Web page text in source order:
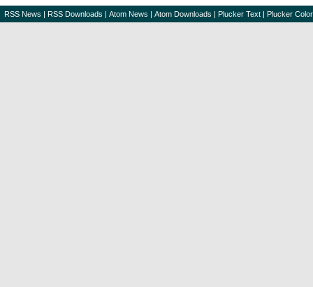
RSS News | RSS Downloads | Atom News | Atom Downloads | Plucker Text | Plucker Color